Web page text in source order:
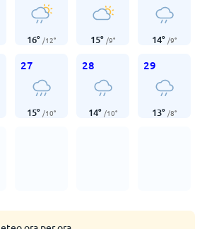
16° /12° 15° /9° 14° /9°
27
15° /10°
28
14° /10°
29
13° /8°